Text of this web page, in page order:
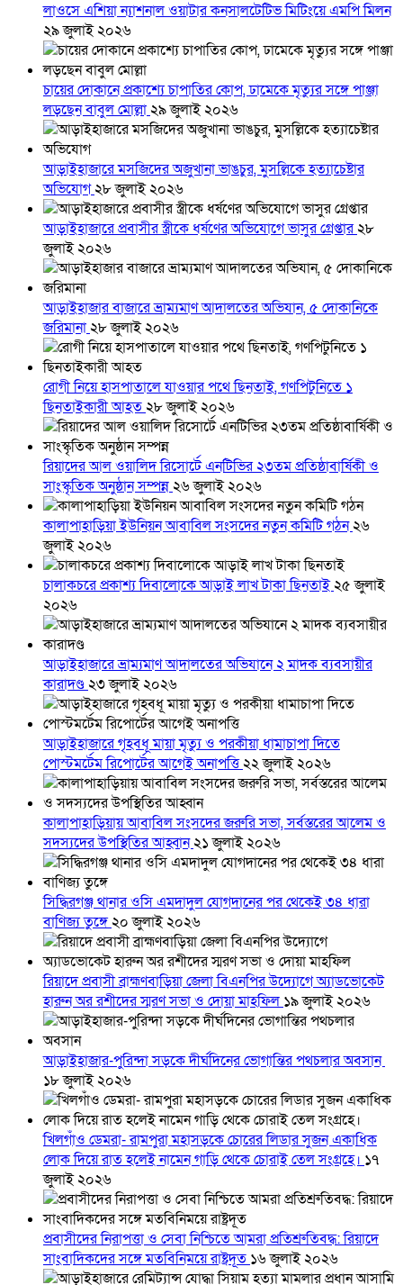
লাওসে এশিয়া ন্যাশনাল ওয়াটার কনসালটেটিভ মিটিংয়ে এমপি মিলন
২৯ জুলাই ২০২৬
চায়ের দোকানে প্রকাশ্যে চাপাতির কোপ, ঢামেকে মৃত্যুর সঙ্গে পাঞ্জা
লড়ছেন বাবুল মোল্লা২৯ জুলাই ২০২৬
আড়াইহাজারে মস‌জি‌দের অজুখানা ভাঙচুর, মুসল্লিকে হত্যাচেষ্টার
অভিযোগ২৮ জুলাই ২০২৬
আড়াইহাজারে প্রবাসীর স্ত্রীকে ধর্ষণের অভিযোগে ভাসুর গ্রেপ্তার২৮
জুলাই ২০২৬
আড়াইহাজার বাজারে ভ্রাম্যমাণ আদালতের অভিযান, ৫ দোকানিকে
জরিমানা২৮ জুলাই ২০২৬
রোগী নিয়ে হাসপাতালে যাওয়ার পথে ছিনতাই, গণপিটুনিতে ১
ছিনতাইকারী আহত২৮ জুলাই ২০২৬
রিয়াদের আল ওয়ালিদ রিসোর্টে এনটিভির ২৩তম প্রতিষ্ঠাবার্ষিকী ও
সাংস্কৃতিক অনুষ্ঠান সম্পন্ন২৬ জুলাই ২০২৬
কালাপাহাড়িয়া ইউনিয়ন আবাবিল সংসদের নতুন কমিটি গঠন২৬
জুলাই ২০২৬
চালাকচরে প্রকাশ্য দিবালোকে আড়াই লাখ টাকা ছিনতাই২৫ জুলাই
২০২৬
আড়াইহাজারে ভ্রাম্যমাণ আদালতের অভিযানে ২ মাদক ব্যবসায়ীর
কারাদণ্ড২৩ জুলাই ২০২৬
আড়াইহাজারে গৃহবধূ মায়া মৃত্যু ও পরকীয়া ধামাচাপা দিতে
পোস্টমর্টেম রিপোর্টের আগেই অনাপত্তি২২ জুলাই ২০২৬
কালাপাহাড়িয়ায় আবাবিল সংসদের জরুরি সভা, সর্বস্তরের আলেম ও
সদস্যদের উপস্থিতির আহ্বান২১ জুলাই ২০২৬
সিদ্ধিরগঞ্জ থানার ওসি এমদাদুল যোগদানের পর থেকেই ৩৪ ধারা
বাণিজ্য তুঙ্গে২০ জুলাই ২০২৬
রিয়াদে প্রবাসী ব্রাহ্মণবাড়িয়া জেলা বিএনপির উদ্যোগে অ্যাডভোকেট
হারুন অর রশীদের স্মরণ সভা ও দোয়া মাহফিল ১৯ জুলাই ২০২৬
আড়াইহাজার-পুরিন্দা সড়কে দীর্ঘদিনের ভোগান্তির পথচলার অবসান
১৮ জুলাই ২০২৬
খিলগাঁও ডেমরা- রামপুরা মহাসড়কে চোরের লিডার সুজন একাধিক
লোক দিয়ে রাত হলেই নামেন গাড়ি থেকে চোরাই তেল সংগ্রহে। ১৭
জুলাই ২০২৬
প্রবাসীদের নিরাপত্তা ও সেবা নিশ্চিতে আমরা প্রতিশ্রুতিবদ্ধ: রিয়াদে
সাংবাদিকদের সঙ্গে মতবিনিময়ে রাষ্ট্রদূত ১৬ জুলাই ২০২৬